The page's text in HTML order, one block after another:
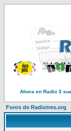
Ahora en Radio 3
Foros de Radiotres.org